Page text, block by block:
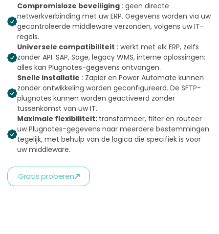
Compromisloze beveiliging : geen directe
netwerkverbinding met uw ERP. Gegevens worden via uw
gecontroleerde middleware verzonden, volgens uw IT-
regels.
Universele compatibiliteit : werkt met elk ERP, zelfs
zonder API. SAP, Sage, legacy WMS, interne oplossingen:
alles kan Plugnotes-gegevens ontvangen.
Snelle installatie : Zapier en Power Automate kunnen
zonder ontwikkeling worden geconfigureerd. De SFTP-
plugnotes kunnen worden geactiveerd zonder
tussenkomst van uw IT.
Maximale flexibiliteit: transformeer, filter en routeer
uw Plugnotes-gegevens naar meerdere bestemmingen
tegelijk, met behulp van de logica die specifiek is voor
uw middleware.
Gratis proberen